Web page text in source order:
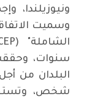
وسميت
سنوات،